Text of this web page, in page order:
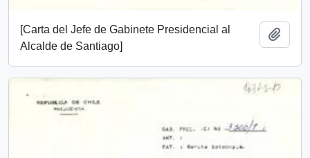
[Carta del Jefe de Gabinete Presidencial al
Alcalde de Santiago]